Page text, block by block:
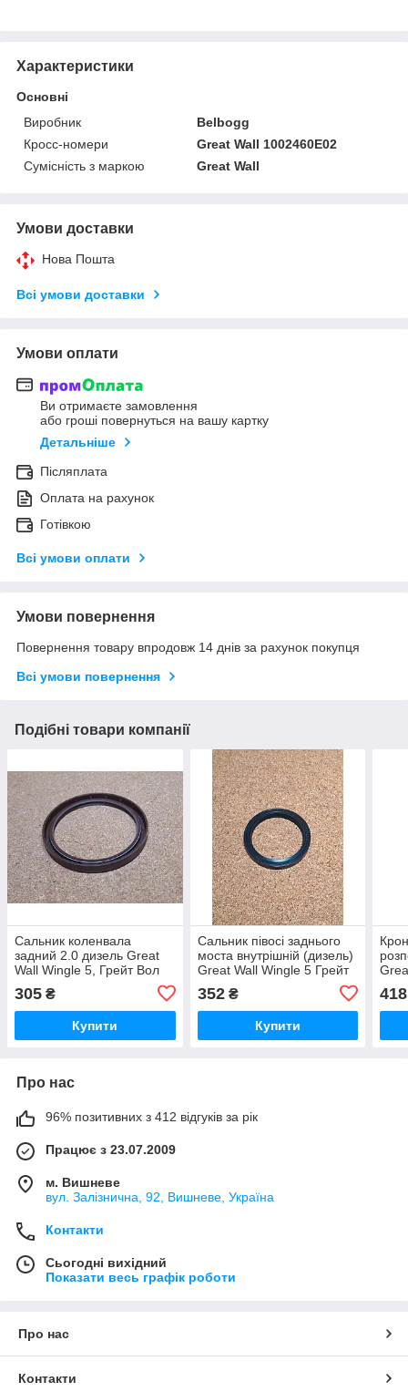
Характеристики
Основні
Виробник
Belbogg
Кросс-номери
Great Wall 1002460E02
Сумісність з маркою
Great Wall
Умови доставки
Нова Пошта
Всі умови доставки
Умови оплати
Ви отримаєте замовлення
або гроші повернуться на вашу картку
Детальніше
Післяплата
Оплата на рахунок
Готівкою
Всі умови оплати
Умови повернення
Повернення товару впродовж 14 днів за рахунок покупця
Всі умови повернення
Подібні товари компанії
Сальник коленвала
задний 2.0 дизель Great
Wall Wingle 5, Грейт Вол
305 ₴
Купити
Сальник півосі заднього
моста внутрішній (дизель)
Great Wall Wingle 5 Грейт
352₴
Купити
418
Про нас
96% позитивних з 412 відгуків за рік
Працює з 23.07.2009
м. Вишневе
вул. Залізнична, 92, Вишневе, Україна
Контакти
Сьогодні вихідний
Показати весь графік роботи
Про нас
Контакти